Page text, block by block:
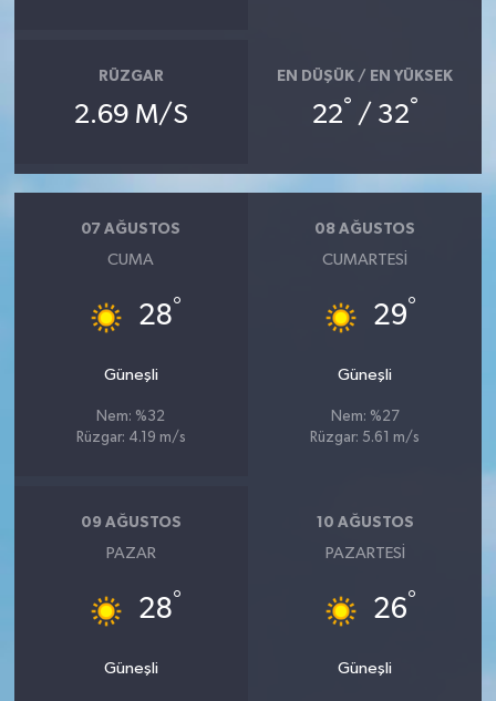
RÜZGAR
2.69 M/S
EN DÜŞÜK / EN YÜKSEK
22° / 32°
07 AĞUSTOS
CUMA
28°
Güneşli
Nem: %32
Rüzgar: 4.19 m/s
08 AĞUSTOS
CUMARTESI
29°
Güneşli
Nem: %27
Rüzgar: 5.61 m/s
09 AĞUSTOS
PAZAR
28°
Güneşli
10 AĞUSTOS
PAZARTESI
26°
Güneşli